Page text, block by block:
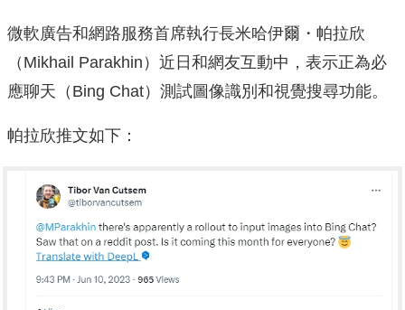
微軟廣告和網路服務首席執行長米哈伊爾・帕拉欣
（Mikhail Parakhin）近日和網友互動中，表示正為必
應聊天（Bing Chat）測試圖像識別和視覺搜尋功能。
帕拉欣推文如下：